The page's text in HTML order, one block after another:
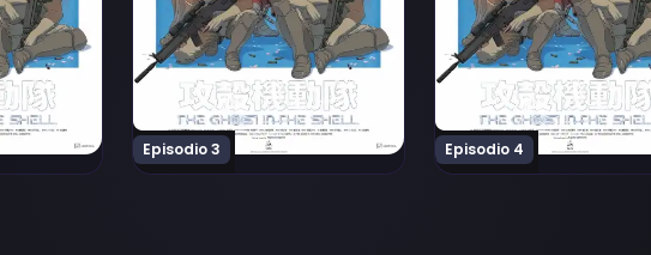
Episodio 3 Episodio 4